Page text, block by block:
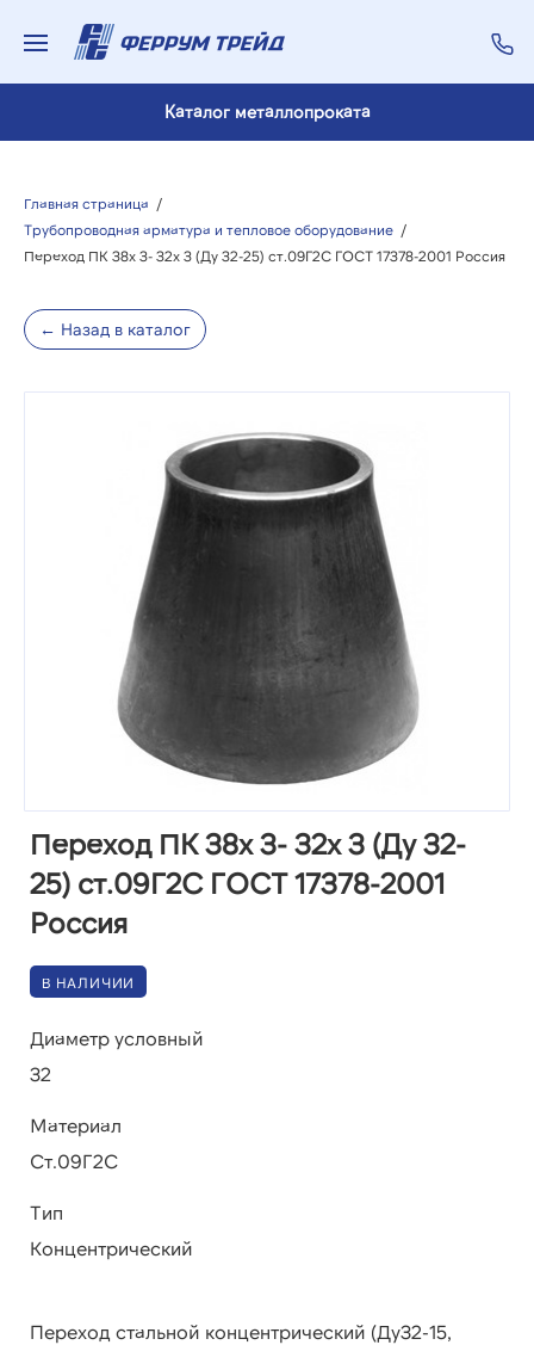
Каталог металлопроката
Главная страница /
Трубопроводная арматура и тепловое оборудование /
Переход ПК 38х 3- 32х 3 (Ду 32-25) ст.09Г2С ГОСТ 17378-2001 Россия
← Назад в каталог
Переход ПК 38х 3- 32х 3 (Ду 32-
25) ст.09Г2С ГОСТ 17378-2001
Россия
В НАЛИЧИИ
Диаметр условный
32
Материал
Ст.09Г2С
Тип
Концентрический
Переход стальной концентрический (Ду32-15,